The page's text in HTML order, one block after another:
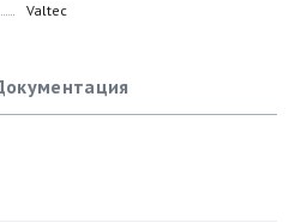
Valtec